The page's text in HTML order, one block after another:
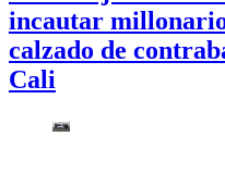
incautar
calzado de
Cali